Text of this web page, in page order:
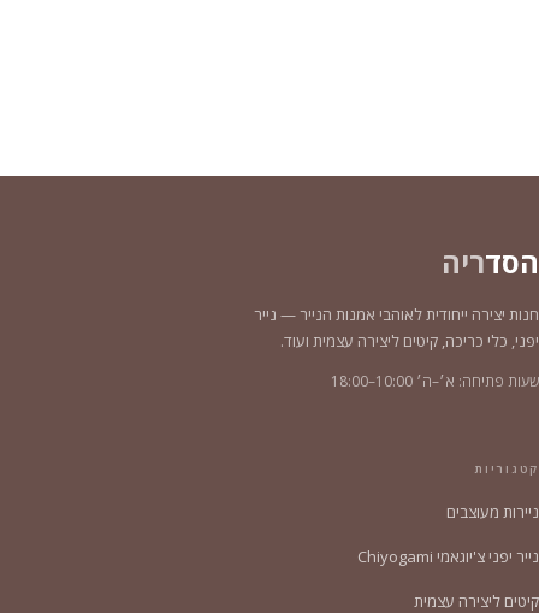
הסדריה
חנות יצירה ייחודית לאוהבי אמנות הנייר — נייר
יפני, כלי כריכה, קיטים ליצירה עצמית ועוד.
שעות פתיחה: א׳–ה׳ 10:00–18:00
קטגוריות
ניירות מעוצבים
נייר יפני צ'יוגאמי Chiyogami
קיטים ליצירה עצמית